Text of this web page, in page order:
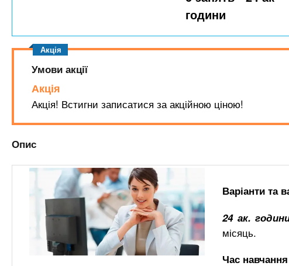
t
i
n
з
а
д
і
години
Умови акції
Акція
Акція! Встигни записатися за акційною ціною!
Опис
Варіанти та
24 ак.
місяць.
Час